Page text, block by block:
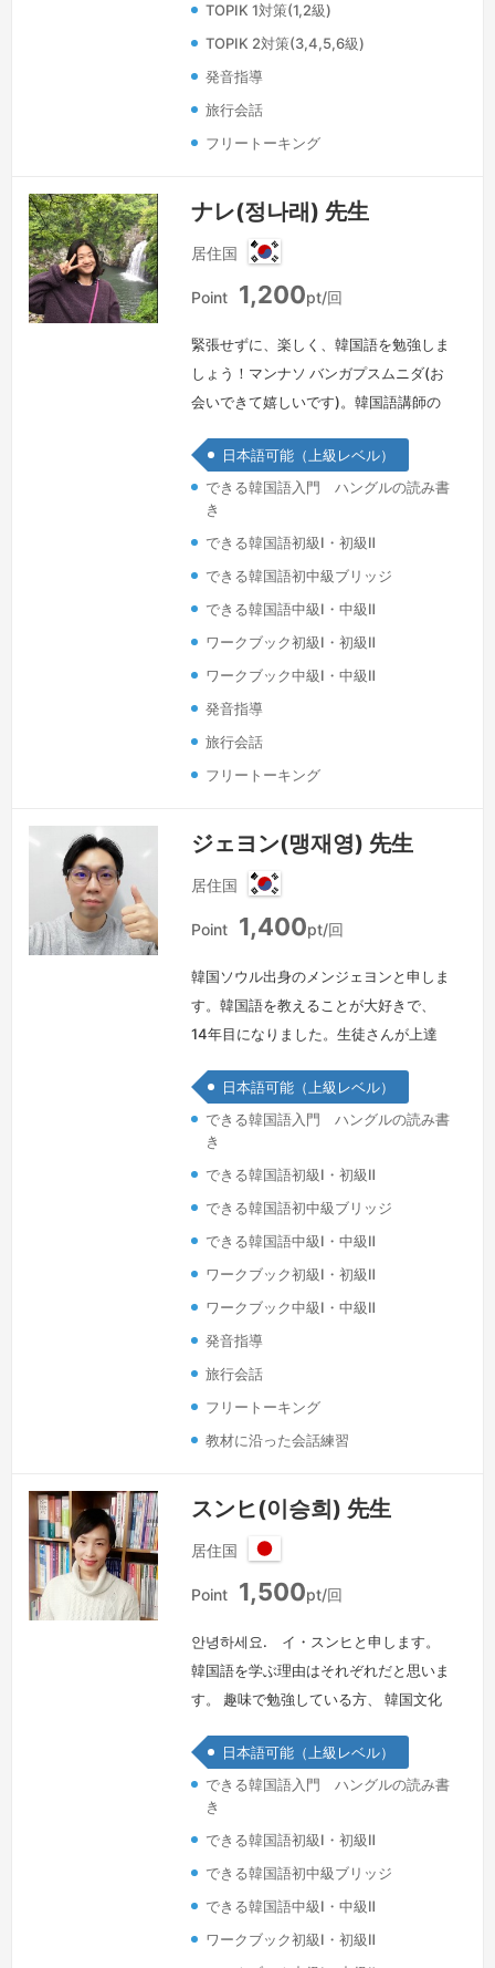
TOPIK 1対策(1,2級)
TOPIK 2対策(3,4,5,6級)
発音指導
旅行会話
フリートーキング
ナレ(정나래) 先生
居住国
韓
国
Point 1,200pt/回
緊張せずに、楽しく、韓国語を勉強しま
しょう！マンナソ バンガプスムニダ(お
会いできて嬉しいです)。韓国語講師の
とを振り返ってみると、とても楽しかっ
た記憶ばかりです。なぜかというと、そ
こにはいつも友達がいたからです。間違
えても大丈夫、間違えたからこそ勉強に
なる。そのような気持ちで勉強をしてき
て、今は日韓翻訳者になりました。今回
は私があなたの友達になります。一緒
日本語可能（上級レベル）
できる韓国語入門 ハングルの読み書
き
できる韓国語初級Ⅰ・初級Ⅱ
できる韓国語初中級ブリッジ
できる韓国語中級Ⅰ・中級Ⅱ
ワークブック初級Ⅰ・初級Ⅱ
ワークブック中級Ⅰ・中級Ⅱ
発音指導
旅行会話
フリートーキング
ジェヨン(맹재영) 先生
居住国
韓
国
Point 1,400pt/回
韓国ソウル出身のメンジェヨンと申しま
す。韓国語を教えることが大好きで、
14年目になりました。生徒さんが上達
学でデザインの博士の学位を取り、様々
な分野で教える仕事をしてきましたが、
今は大阪に住んでおり、大阪外語専門学
校で韓国語学科の講師をしてました。現
在は韓国ソウルで個人、グループで韓国
語を教えています。スタートをしっかり
正しくすると後々楽になります。をしっ
日本語可能（上級レベル）
できる韓国語入門 ハングルの読み書
き
できる韓国語初級Ⅰ・初級Ⅱ
できる韓国語初中級ブリッジ
できる韓国語中級Ⅰ・中級Ⅱ
ワークブック初級Ⅰ・初級Ⅱ
ワークブック中級Ⅰ・中級Ⅱ
発音指導
旅行会話
フリートーキング
教材に沿った会話練習
スンヒ(이승희) 先生
居住国
日
本
Point 1,500pt/回
안녕하세요. イ・スンヒと申します。
韓国語を学ぶ理由はそれぞれだと思いま
す。 趣味で勉強している方、 韓国文化
ている方、 職場で韓国語が必要な方 、
韓国旅行のため、など、 個人の必要な
ニーズに合わせて目標を達成することが
できるようにサポートしたいと思いま
す。これから韓国語を始めたい方も、勉
強中の方も、私が全力でサポートしま
す。皆さんのペースに合わせ、楽しい…
日本語可能（上級レベル）
できる韓国語入門 ハングルの読み書
き
できる韓国語初級Ⅰ・初級Ⅱ
できる韓国語初中級ブリッジ
できる韓国語中級Ⅰ・中級Ⅱ
ワークブック初級Ⅰ・初級Ⅱ